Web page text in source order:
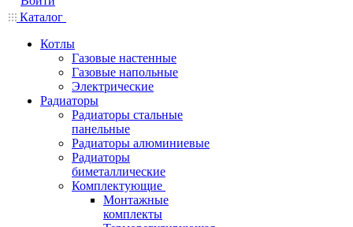
Каталог
Котлы
Газовые настенные
Газовые напольные
Электрические
Радиаторы
Радиаторы стальные
панельные
Радиаторы алюминиевые
Радиаторы
биметаллические
Комплектующие
Монтажные
комплекты